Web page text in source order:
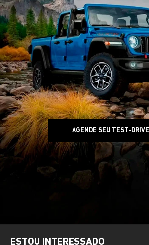
ESTOU INTERESSADO
AGENDE SEU TEST-DRIVE